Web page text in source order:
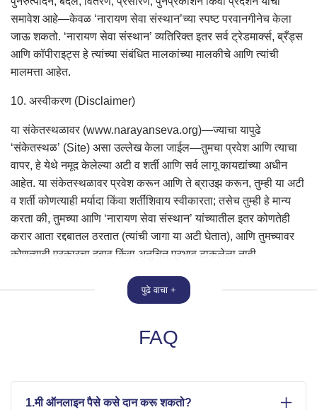
समावेश आहे—केवळ ‘नारायण सेवा संस्थान’च्या स्पष्ट परवानगीनेच केला
जाऊ शकतो. ‘नारायण सेवा संस्थान’ व्यतिरिक्त इतर सर्व ट्रेडमार्क्स, ब्रँड्स
आणि कॉपीराइट्स हे त्यांच्या संबंधित मालकांच्या मालकीचे आणि त्यांची
मालमत्ता आहेत.
10. अस्वीकरण (Disclaimer)
या संकेतस्थळावर (www.narayanseva.org)—ज्याचा यापुढे
‘संकेतस्थळ’ (Site) असा उल्लेख केला जाईल—तुमचा प्रवेश आणि त्याचा
वापर, हे येथे नमूद केलेल्या अटी व शर्ती आणि सर्व लागू कायद्यांच्या अधीन
आहेत. या संकेतस्थळावर प्रवेश करून आणि ते ब्राउझ करून, तुम्ही या अटी
व शर्ती कोणत्याही मर्यादा किंवा शर्तींशिवाय स्वीकारता; तसेच तुम्ही हे मान्य
करता की, तुमच्या आणि ‘नारायण सेवा संस्थान’ यांच्यातील इतर कोणतेही
करार आता रद्दबातल ठरतात (त्यांची जागा या अटी घेतात), आणि तुमच्यावर
कोणत्याही प्रकारचा दबाव किंवा अनुचित प्रभाव टाकलेला नाही.
पुढे वाचा +
FAQ
1.मी ऑनलाइन पैसे कसे दान करू शकतो?